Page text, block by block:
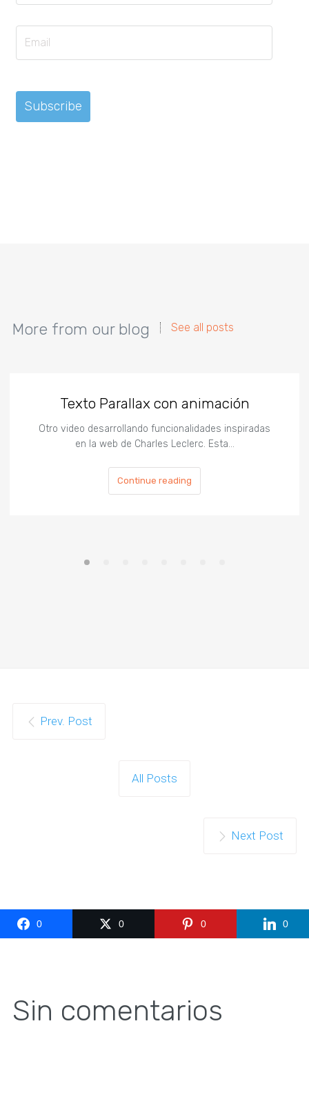
More from our blog See all posts
Texto Parallax con animación
Otro video desarrollando funcionalidades inspiradas
en la web de Charles Leclerc. Esta…
Continue reading
Prev. Post
All Posts
Next Post
0 0 0 0
Sin comentarios